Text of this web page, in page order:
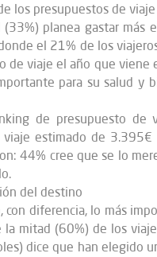
los presupuestos de
planea gastar
el 21% de los
de viaje el año que
para su salud y
de presupuesto
estimado de
44% cree que se lo
del destino
diferencia, lo más
mitad (60%) de los
dice que han elegido